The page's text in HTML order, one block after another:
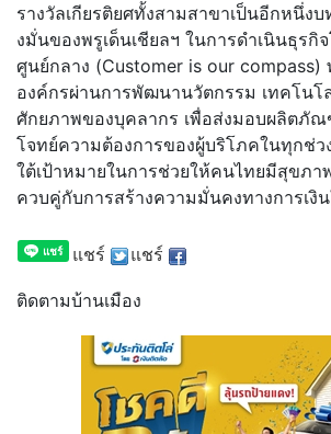
รางวัลเกียรติยศทั้งสามสาขาเป็นอีกหนึ่งบ
งมั่นของพรูเด็นเชียลฯ ในการดำเนินธุรกิ
ศูนย์กลาง (Customer is our compass)
องค์กรผ่านการพัฒนานวัตกรรม เทคโนโ
ศักยภาพของบุคลากร เพื่อส่งมอบผลิตภั
โจทย์ความต้องการของผู้บริโภคในทุกช่ว
ใต้เป้าหมายในการช่วยให้คนไทยมีสุขภา
ควบคู่กับการสร้างความมั่นคงทางการเงิ
แชร์ แชร์
ติดตามบ้านเมือง